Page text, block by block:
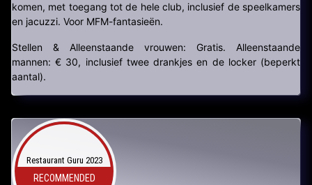
Restaurant Guru 2023
RECOMMENDED
komen, met toegang tot de hele club, inclusief de speelkamers
en jacuzzi. Voor MFM-fantasieën.
Stellen & Alleenstaande vrouwen: Gratis. Alleenstaande
mannen: € 30, inclusief twee drankjes en de locker (beperkt
aantal).